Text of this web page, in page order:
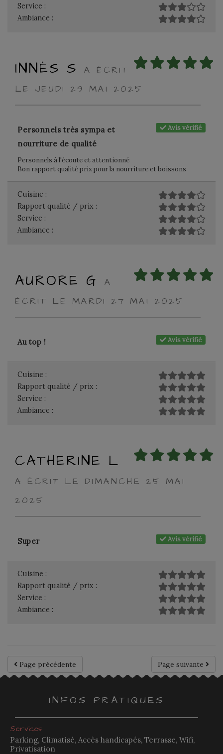
Service :
Ambiance :
INNÈS S
A ÉCRIT
LE JEUDI 29 MAI 2025
Avis vérifié
Personnels très sympa et
nourriture de qualité
Personnels à l'écoute et attentionné
Bon rapport qualité prix pour la nourriture et boissons
Cuisine :
Rapport qualité / prix :
Service :
Ambiance :
AURORE G
A
ÉCRIT LE MARDI 27 MAI 2025
Avis vérifié
Au top !
Cuisine :
Rapport qualité / prix :
Service :
Ambiance :
CATHERINE L
A ÉCRIT LE DIMANCHE 25 MAI
2025
Avis vérifié
Super
Cuisine :
Rapport qualité / prix :
Service :
Ambiance :
Page suivante
Page précédente
INFOS PRATIQUES
Services
Parking, Climatisé, Accès handicapés, Terrasse, Wifi,
Privatisation